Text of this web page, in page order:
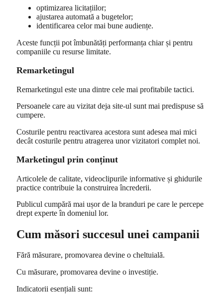
optimizarea licitațiilor;
ajustarea automată a bugetelor;
identificarea celor mai bune audiențe.
Aceste funcții pot îmbunătăți performanța chiar și pentru
companiile cu resurse limitate.
Remarketingul
Remarketingul este una dintre cele mai profitabile tactici.
Persoanele care au vizitat deja site-ul sunt mai predispuse să
cumpere.
Costurile pentru reactivarea acestora sunt adesea mai mici
decât costurile pentru atragerea unor vizitatori complet noi.
Marketingul prin conținut
Articolele de calitate, videoclipurile informative și ghidurile
practice contribuie la construirea încrederii.
Publicul cumpără mai ușor de la branduri pe care le percepe
drept experte în domeniul lor.
Cum măsori succesul unei campanii
Fără măsurare, promovarea devine o cheltuială.
Cu măsurare, promovarea devine o investiție.
Indicatorii esențiali sunt: